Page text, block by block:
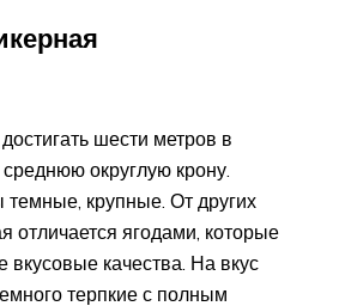
шести метров в
округлую крону.
крупные. От других
отличается ягодами, которые
вкусовые качества. На вкус
терпкие с полным